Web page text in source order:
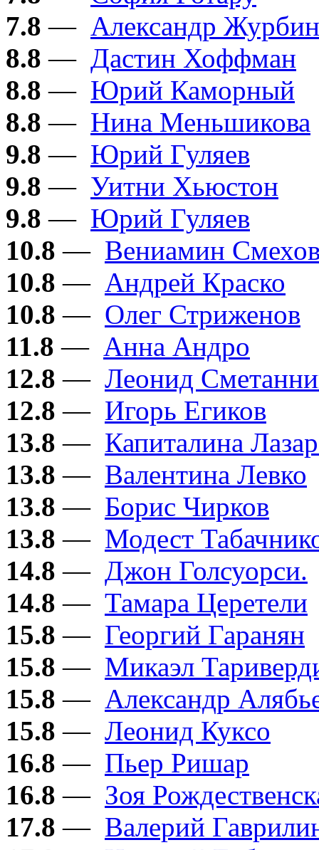
7.8 — Александр Журбин
8.8 — Дастин Хоффман
8.8 — Юрий Каморный
8.8 — Нина Меньшикова
9.8 — Юрий Гуляев
9.8 — Уитни Хьюстон
9.8 — Юрий Гуляев
10.8 — Вениамин
10.8 — Андрей Краско
10.8 — Олег Стриженов
11.8 — Анна Андро
12.8 — Леонид
12.8 — Игорь Егиков
13.8 — Капиталина
13.8 — Валентина Левко
13.8 — Борис Чирков
13.8 — Модест
14.8 — Джон Голсуорси.
14.8 — Тамара Церетели
15.8 — Георгий Гаранян
15.8 — Микаэл
15.8 — Александр
15.8 — Леонид Куксо
16.8 — Пьер Ришар
16.8 — Зоя
17.8 — Валерий